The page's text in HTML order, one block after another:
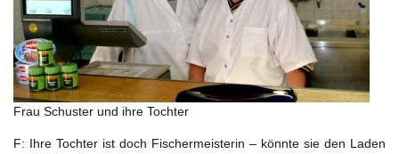
Frau Schuster und ihre Tochter
F: Ihre Tochter ist doch Fischermeisterin – könnte sie den Laden